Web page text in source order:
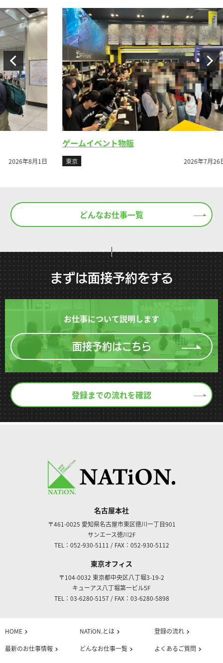
1日
ゲームイベント物販
東京 2026年7月26日 東
どんなお仕事一覧
まずは面接予約をする
お仕事について説明します
面接予約はこちら
登録までの流れを確認
名古屋本社
〒461-0025 愛知県名古屋市東区徳川一丁目901
サンエース徳川2F
TEL：052-930-5111 / FAX：052-930-5112
東京オフィス
〒104-0032 東京都中央区八丁堀3-19-2
キューアス八丁堀第一ビル5F
TEL：03-6280-5157 / FAX：03-6280-5898
HOME chevron_right NATiON.とはchevron_right 登録の流れchevron_right
最新のお仕事情報 chevron_right どんなお仕事一覧chevron_right よくあるご質問 chevron_right